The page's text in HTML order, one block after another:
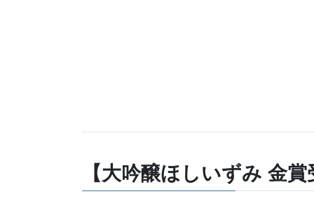
【大吟醸ほしいずみ 金